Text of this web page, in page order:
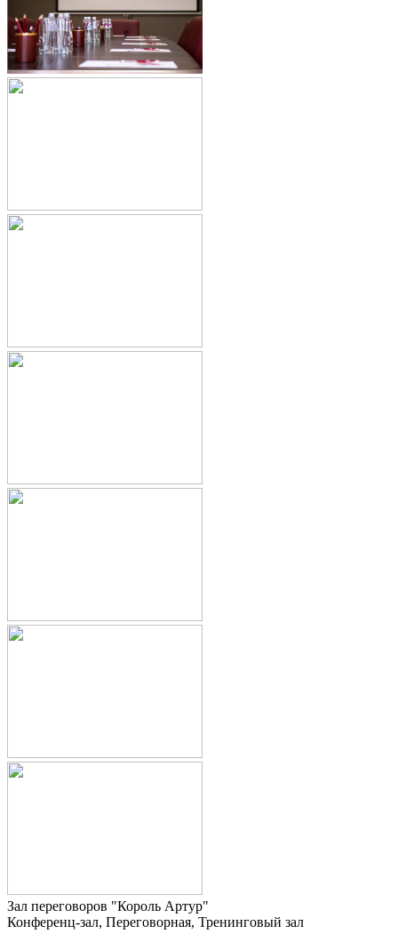
Зал переговоров "Король Артур"
Конференц-зал, Переговорная, Тренинговый зал